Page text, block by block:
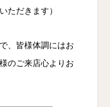
ただきます）
、皆様体調にはお
のご来店心よりお